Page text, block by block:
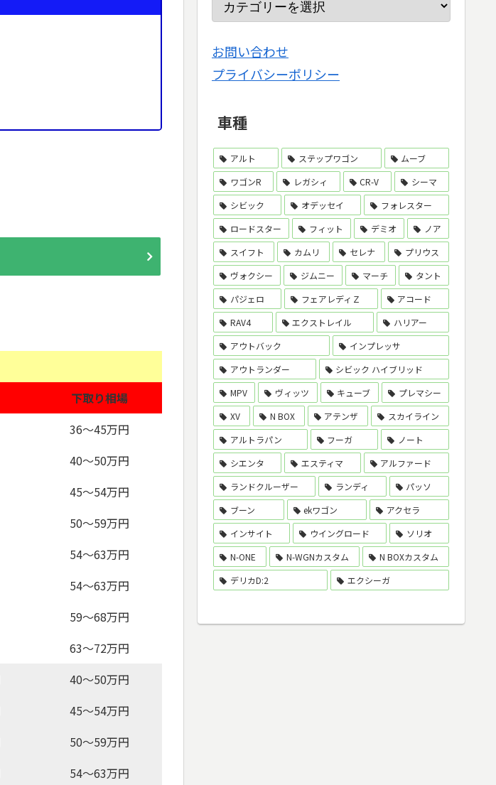
下取り相場
36～45万円
40～50万円
45～54万円
50～59万円
54～63万円
54～63万円
59～68万円
63～72万円
40～50万円
45～54万円
50～59万円
54～63万円
お問い合わせ
プライバシーポリシー
車種
アルト ステップワゴン
ムーブ
ワゴンR
レガシィ CR-V
シーマ
シビック
オデッセイ
フォレスター
ロードスター
フィット デミオ
ノア
スイフト
カムリ セレナ
プリウス
ヴォクシー
ジムニー マーチ
タント
パジェロ
フェアレディＺ
アコード
RAV4
エクストレイル
ハリアー
アウトバック
インプレッサ
アウトランダー
シビック ハイブリッド
MPV
ヴィッツ キューブ
プレマシー
XV
N BOX アテンザ
スカイライン
アルトラパン
フーガ
ノート
シエンタ
エスティマ
アルファード
ランドクルーザー
ランディ
パッソ
ブーン
ekワゴン
アクセラ
インサイト
ウイングロード
ソリオ
N-ONE
N-WGNカスタム
N BOXカスタム
デリカD:2
エクシーガ